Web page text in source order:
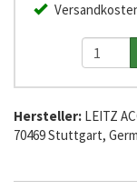
Hersteller: LEITZ
70469 Stuttgart,